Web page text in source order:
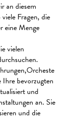
an diesem
Fragen, die
eine Menge
vielen
bevorzugten
und
an. Sie
und die